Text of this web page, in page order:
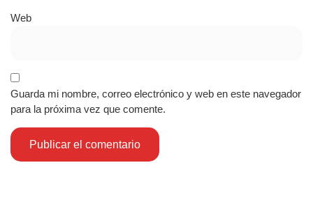
Web
Guarda mi nombre, correo electrónico y web en este navegador
para la próxima vez que comente.